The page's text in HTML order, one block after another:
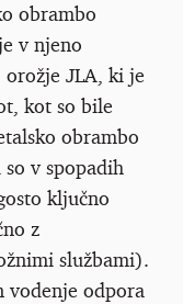
obrambo
v njeno
JLA, ki je
kot so bile
obrambo
v spopadih
ključno
z
službami).
vodenje odpora